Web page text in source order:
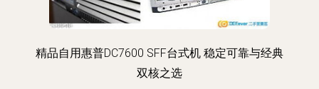
精品自用惠普DC7600 SFF台式机 稳定可靠与经典
双核之选